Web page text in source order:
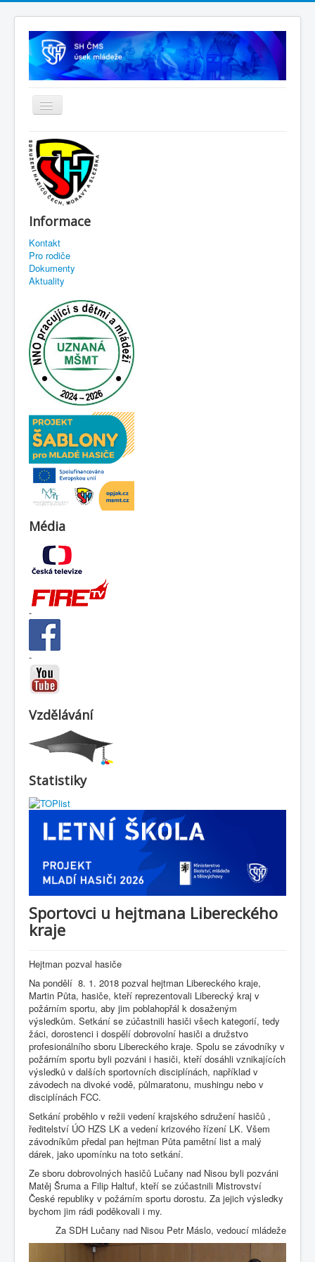
Informace
Kontakt
Pro rodiče
Dokumenty
Aktuality
Média
-
-
Vzdělávání
Statistiky
Sportovci u hejtmana Libereckého
kraje
Hejtman pozval hasiče
Na pondělí 8. 1. 2018 pozval hejtman Libereckého kraje,
Martin Půta, hasiče, kteří reprezentovali Liberecký kraj v
požárním sportu, aby jim poblahopřál k dosaženým
výsledkům. Setkání se zúčastnili hasiči všech kategorií, tedy
žáci, dorostenci i dospělí dobrovolní hasiči a družstvo
profesionálního sboru Libereckého kraje. Spolu se závodníky v
požárním sportu byli pozváni i hasiči, kteří dosáhli vznikajících
výsledků v dalších sportovních disciplínách, například v
závodech na divoké vodě, půlmaratonu, mushingu nebo v
disciplínách FCC.
Setkání proběhlo v režii vedení krajského sdružení hasičů ,
ředitelství ÚO HZS LK a vedení krizového řízení LK. Všem
závodníkům předal pan hejtman Půta pamětní list a malý
dárek, jako upomínku na toto setkání.
Ze sboru dobrovolných hasičů Lučany nad Nisou byli pozváni
Matěj Šruma a Filip Haltuf, kteří se zúčastnili Mistrovství
České republiky v požárním sportu dorostu. Za jejich výsledky
bychom jim rádi poděkovali i my.
Za SDH Lučany nad Nisou Petr Máslo, vedoucí mládeže